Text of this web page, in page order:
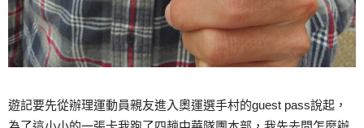
遊記要先從辦理運動員親友進入奧運選手村的guest pass說起，